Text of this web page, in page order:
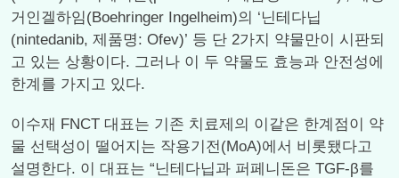
거인겔하임(Boehringer Ingelheim)의 ‘닌테다닙
(nintedanib, 제품명: Ofev)’ 등 단 2가지 약물만이 시판되
고 있는 상황이다. 그러나 이 두 약물도 효능과 안전성에
한계를 가지고 있다.
이수재 FNCT 대표는 기존 치료제의 이같은 한계점이 약
물 선택성이 떨어지는 작용기전(MoA)에서 비롯됐다고
설명한다. 이 대표는 “닌테다닙과 퍼페니돈은 TGF-β를